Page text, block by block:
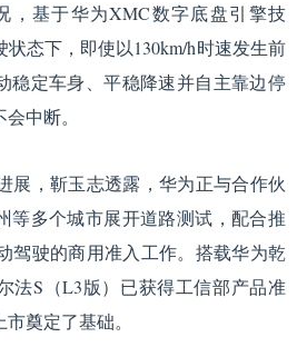
，基于华为XMC数字底盘引擎技
态下，即使以130km/h时速发生前
稳定车身、平稳降速并自主靠边停
中断。
展，靳玉志透露，华为正与合作伙
等多个城市展开道路测试，配合推
驾驶的商用准入工作。搭载华为乾
法S（L3版）已获得工信部产品准
奠定了基础。